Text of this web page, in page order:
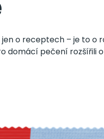
o receptech – je to
domácí pečení rozšířili o